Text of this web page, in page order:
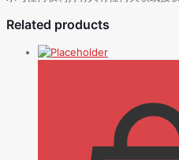
Related products